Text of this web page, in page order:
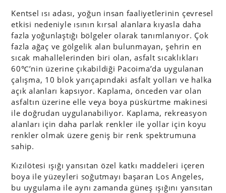
Kentsel ısı adası, yoğun insan faaliyetlerinin çevresel
etkisi nedeniyle ısının kırsal alanlara kıyasla daha
fazla yoğunlaştığı bölgeler olarak tanımlanıyor. Çok
fazla ağaç ve gölgelik alan bulunmayan, şehrin en
sıcak mahallelerinden biri olan, asfalt sıcaklıkları
60℃’nin üzerine çıkabildiği Pacoima’da uygulanan
çalışma, 10 blok yarıçapındaki asfalt yolları ve halka
açık alanları kapsıyor. Kaplama, önceden var olan
asfaltın üzerine elle veya boya püskürtme makinesi
ile doğrudan uygulanabiliyor. Kaplama, rekreasyon
alanları için daha parlak renkler ile yollar için koyu
renkler olmak üzere geniş bir renk spektrumuna
sahip.
Kızılötesi ışığı yansıtan özel katkı maddeleri içeren
boya ile yüzeyleri soğutmayı başaran Los Angeles,
bu uygulama ile aynı zamanda güneş ışığını yansıtan